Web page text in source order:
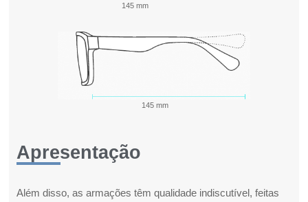
145 mm
145 mm
Apresentação
Além disso, as armações têm qualidade indiscutível, feitas